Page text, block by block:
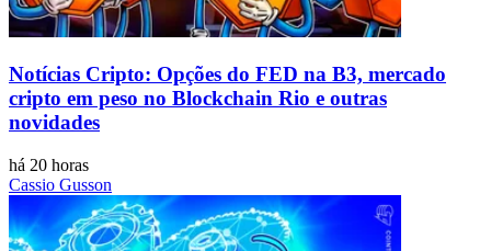
Notícias Cripto: Opções do FED na B3, mercado
cripto em peso no Blockchain Rio e outras
novidades
há 20 horas
Cassio Gusson